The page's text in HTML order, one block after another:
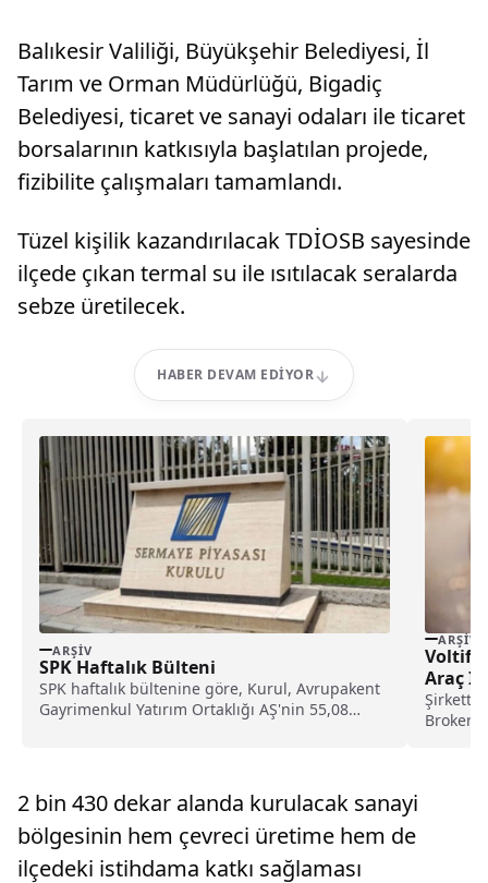
Balıkesir Valiliği, Büyükşehir Belediyesi, İl
Tarım ve Orman Müdürlüğü, Bigadiç
Belediyesi, ticaret ve sanayi odaları ile ticaret
borsalarının katkısıyla başlatılan projede,
fizibilite çalışmaları tamamlandı.
Tüzel kişilik kazandırılacak TDİOSB sayesinde
ilçede çıkan termal su ile ısıtılacak seralarda
sebze üretilecek.
HABER DEVAM EDIYOR
ARŞIV
SPK Haftalık Bülteni
SPK haftalık bültenine göre, Kurul, Avrupakent
Gayrimenkul Yatırım Ortaklığı AŞ'nin 55,08
ARŞIV
Voltify
Araç
Broker
2 bin 430 dekar alanda kurulacak sanayi
bölgesinin hem çevreci üretime hem de
ilçedeki istihdama katkı sağlaması